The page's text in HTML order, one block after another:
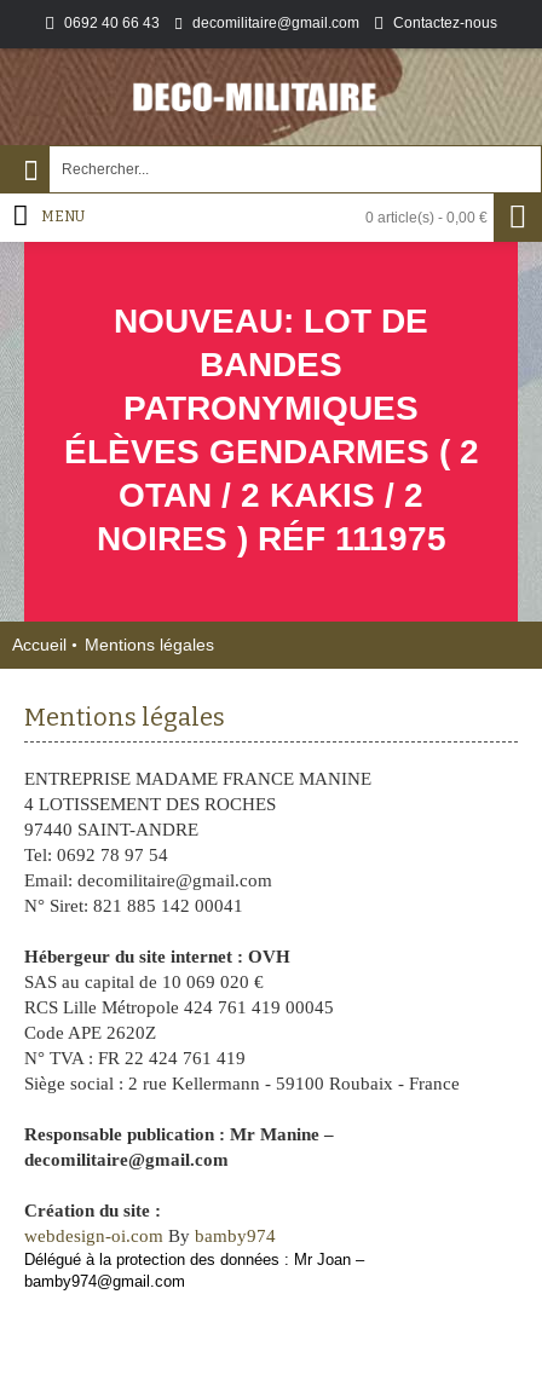
0692 40 66 43 decomilitaire@gmail.com Contactez-nous
0 article(s) - 0,00 €
MENU
NOUVEAU: LOT DE
BANDES
PATRONYMIQUES
ÉLÈVES GENDARMES ( 2
OTAN / 2 KAKIS / 2
NOIRES ) RÉF 111975
Accueil Mentions légales
Mentions légales
ENTREPRISE MADAME FRANCE MANINE
4 LOTISSEMENT DES ROCHES
97440 SAINT-ANDRE
Tel: 0692 78 97 54
Email: decomilitaire@gmail.com
N° Siret: 821 885 142 00041
Hébergeur du site internet : OVH
SAS au capital de 10 069 020 €
RCS Lille Métropole 424 761 419 00045
Code APE 2620Z
N° TVA : FR 22 424 761 419
Siège social : 2 rue Kellermann - 59100 Roubaix - France
Responsable publication : Mr Manine –
decomilitaire@gmail.com
Création du site :
webdesign-oi.com By bamby974
Délégué à la protection des données : Mr Joan –
bamby974@gmail.com